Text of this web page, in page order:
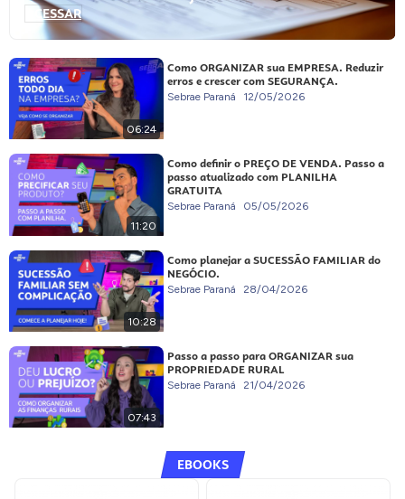
ACESSAR
06:24
Como ORGANIZAR sua EMPRESA. Reduzir
erros e crescer com SEGURANÇA.
Sebrae Paraná 12/05/2026
11:20
Como definir o PREÇO DE VENDA. Passo a
passo atualizado com PLANILHA
GRATUITA
Sebrae Paraná 05/05/2026
10:28
Como planejar a SUCESSÃO FAMILIAR do
NEGÓCIO.
Sebrae Paraná 28/04/2026
07:43
Passo a passo para ORGANIZAR sua
PROPRIEDADE RURAL
Sebrae Paraná 21/04/2026
EBOOKS